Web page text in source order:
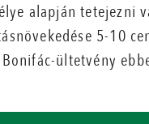
alapján tetejezni
5-10
ültetvény